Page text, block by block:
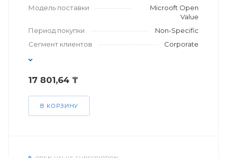
Модель поставки
Microoft Open
Value
Период покупки
Non-Specific
Сегмент клиентов
Corporate
17 801,64 ₸
В КОРЗИНУ